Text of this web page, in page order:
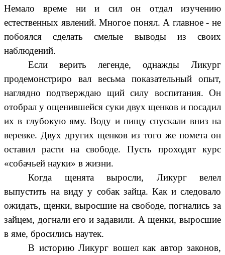
Немало време ни и сил он отдал изучению
естественных явлений. Многое понял. А главное - не
побоялся сделать смелые выводы из своих
наблюдений.
Если верить легенде, однажды Ликург
продемонстриро вал весьма показательный опыт,
наглядно подтверждаю щий силу воспитания. Он
отобрал у ощенившейся суки двух щенков и посадил
их в глубокую яму. Воду и пищу спускали вниз на
веревке. Двух других щенков из того же помета он
оставил расти на свободе. Пусть проходят курс
«собачьей науки» в жизни.
Когда щенята выросли, Ликург велел
выпустить на виду у собак зайца. Как и следовало
ожидать, щенки, выросшие на свободе, погнались за
зайцем, догнали его и задавили. А щенки, выросшие
в яме, бросились наутек.
В историю Ликург вошел как автор законов,